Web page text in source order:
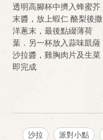
透明高腳杯中擠入蜂蜜芥
末醬，放上蝦仁 酪梨後撒
洋蔥末，最後點綴薄荷
葉．另一杯放入蒜味凱薩
沙拉醬，雞胸肉片及生菜
即完成
沙拉 派對小點